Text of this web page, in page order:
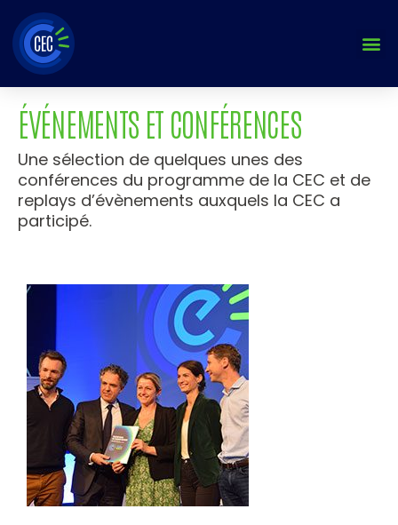
Aller
au
contenu
ÉVÉNEMENTS ET CONFÉRENCES
Une sélection de quelques unes des
conférences du programme de la CEC et de
replays d’évènements auxquels la CEC a
participé.